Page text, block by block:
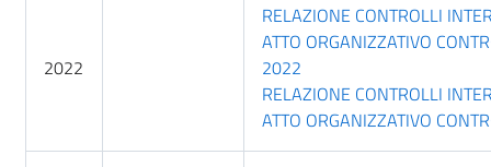
2022
RELAZIONE CONTROLLI
ATTO ORGANIZZATIVO
2022
RELAZIONE CONTROLLI
ATTO ORGANIZZATIVO